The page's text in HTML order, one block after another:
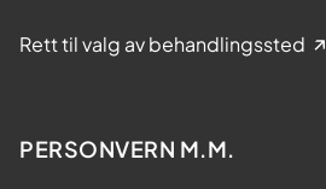
Rett til valg av behandlingssted
PERSONVERN M.M.